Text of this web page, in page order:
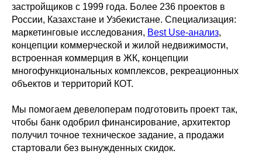
застройщиков с 1999 года. Более 236 проектов в
России, Казахстане и Узбекистане. Специализация:
маркетинговые исследования, Best Use-анализ,
концепции коммерческой и жилой недвижимости,
встроенная коммерция в ЖК, концепции
многофункциональных комплексов, рекреационных
объектов и территорий КОТ.
Мы помогаем девелоперам подготовить проект так,
чтобы банк одобрил финансирование, архитектор
получил точное техническое задание, а продажи
стартовали без вынужденных скидок.